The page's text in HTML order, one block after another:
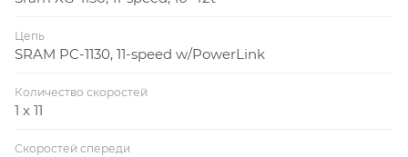
Цепь
SRAM PC-1130, 11-speed w/PowerLink
Количество скоростей
1 x 11
Скоростей спереди